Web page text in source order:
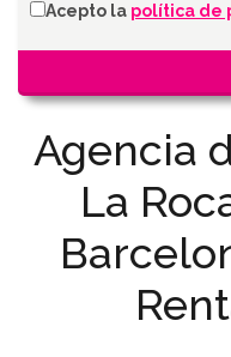
Agencia
La
Acepto la política de